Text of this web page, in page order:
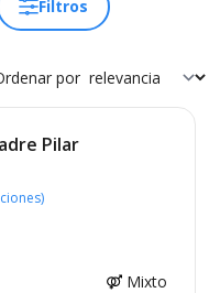
Filtros
por
Pilar
Mixto